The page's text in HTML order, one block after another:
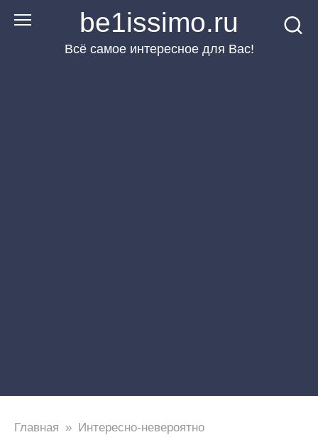
Перейти
be1issimo.ru
Всё самое интересное для Вас!
Главная » Интересно-невероятно